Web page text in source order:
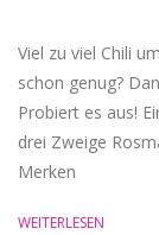
Viel zu viel Chili
schon genug?
Probiert es aus!
drei Zweige
Merken
WEITERLESEN